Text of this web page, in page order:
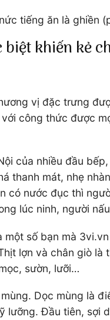
tiếng ăn là ghiền
khiến kẻ
vị đặc trưng
công thức được
của nhiều đầu
thanh mát, nhẹ
có nước đục thì
lúc ninh, người
số bạn mà
lợn và chân giò
sườn, lưỡi…
Dọc mùng là
Đầu tiên, sợi